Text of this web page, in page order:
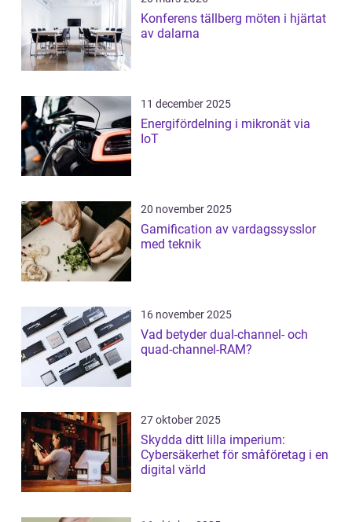
Konferens tällberg möten i hjärtat
av dalarna
11 december 2025
Energifördelning i mikronät via
IoT
20 november 2025
Gamification av vardagssysslor
med teknik
16 november 2025
Vad betyder dual-channel- och
quad-channel-RAM?
27 oktober 2025
Skydda ditt lilla imperium:
Cybersäkerhet för småföretag i en
digital värld